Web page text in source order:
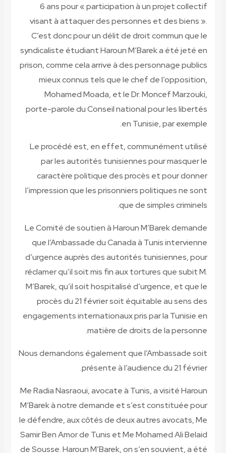
6 ans pour « participation à un projet collectif
visant à attaquer des personnes et des biens ».
C’est donc pour un délit de droit commun que le
syndicaliste étudiant Haroun M’Barek a été jeté en
prison, comme cela arrive à des personnage publics
mieux connus tels que le chef de l’opposition,
Mohamed Moada, et le Dr. Moncef Marzouki,
porte-parole du Conseil national pour les libertés
en Tunisie, par exemple.
Le procédé est, en effet, communément utilisé
par les autorités tunisiennes pour masquer le
caractère politique des procès et pour donner
l’impression que les prisonniers politiques ne sont
que de simples criminels.
Le Comité de soutien à Haroun M’Barek demande
que l’Ambassade du Canada à Tunis intervienne
d’urgence auprès des autorités tunisiennes, pour
réclamer qu’il soit mis fin aux tortures que subit M.
M’Barek, qu’il soit hospitalisé d’urgence, et que le
procès du 21 février soit équitable au sens des
engagements internationaux pris par la Tunisie en
matière de droits de la personne.
Nous demandons également que l’Ambassade soit
présente à l’audience du 21 février.
Me Radia Nasraoui, avocate à Tunis, a visité Haroun
M’Barek à notre demande et s’est constituée pour
le défendre, aux côtés de deux autres avocats, Me
Samir Ben Amor de Tunis et Me Mohamed Ali Belaid
de Sousse. Haroun M’Barek, on s’en souvient, a été